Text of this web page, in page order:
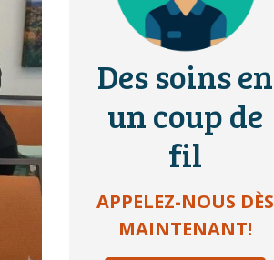
Des soins en
un coup de
fil
APPELEZ-NOUS DÈS
MAINTENANT!